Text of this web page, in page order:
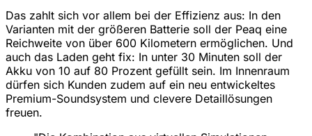
Das zahlt sich vor allem bei der Effizienz aus: In den
Varianten mit der größeren Batterie soll der Peaq eine
Reichweite von über 600 Kilometern ermöglichen. Und
auch das Laden geht fix: In unter 30 Minuten soll der
Akku von 10 auf 80 Prozent gefüllt sein. Im Innenraum
dürfen sich Kunden zudem auf ein neu entwickeltes
Premium-Soundsystem und clevere Detaillösungen
freuen.